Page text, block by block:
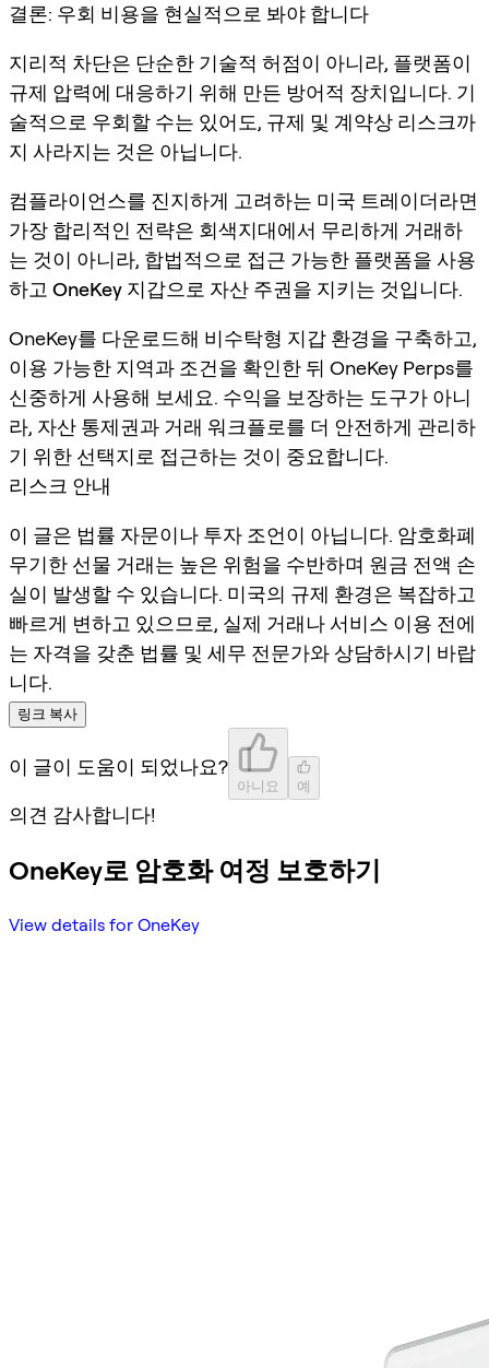
결론: 우회 비용을 현실적으로 봐야 합니다
지리적 차단은 단순한 기술적 허점이 아니라, 플랫폼이
규제 압력에 대응하기 위해 만든 방어적 장치입니다. 기
술적으로 우회할 수는 있어도, 규제 및 계약상 리스크까
지 사라지는 것은 아닙니다.
컴플라이언스를 진지하게 고려하는 미국 트레이더라면
가장 합리적인 전략은 회색지대에서 무리하게 거래하
는 것이 아니라, 합법적으로 접근 가능한 플랫폼을 사용
하고 OneKey 지갑으로 자산 주권을 지키는 것입니다.
OneKey를 다운로드해 비수탁형 지갑 환경을 구축하고,
이용 가능한 지역과 조건을 확인한 뒤 OneKey Perps를
신중하게 사용해 보세요. 수익을 보장하는 도구가 아니
라, 자산 통제권과 거래 워크플로를 더 안전하게 관리하
기 위한 선택지로 접근하는 것이 중요합니다.
리스크 안내
이 글은 법률 자문이나 투자 조언이 아닙니다. 암호화폐
무기한 선물 거래는 높은 위험을 수반하며 원금 전액 손
실이 발생할 수 있습니다. 미국의 규제 환경은 복잡하고
빠르게 변하고 있으므로, 실제 거래나 서비스 이용 전에
는 자격을 갖춘 법률 및 세무 전문가와 상담하시기 바랍
니다.
링크 복사
이 글이 도움이 되었나요?
아니요 예
의견 감사합니다!
OneKey로 암호화 여정 보호하기
View details for OneKey